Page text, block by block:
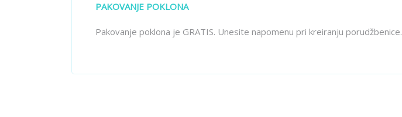
PAKOVANJE POKLONA
Pakovanje poklona je GRATIS. Unesite napomenu pri kreiranju porudžbenice.